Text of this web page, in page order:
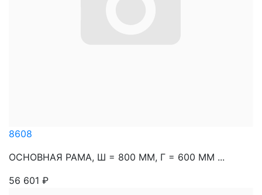
8608
ОСНОВНАЯ РАМА, Ш = 800 ММ, Г = 600 ММ ...
56 601 ₽